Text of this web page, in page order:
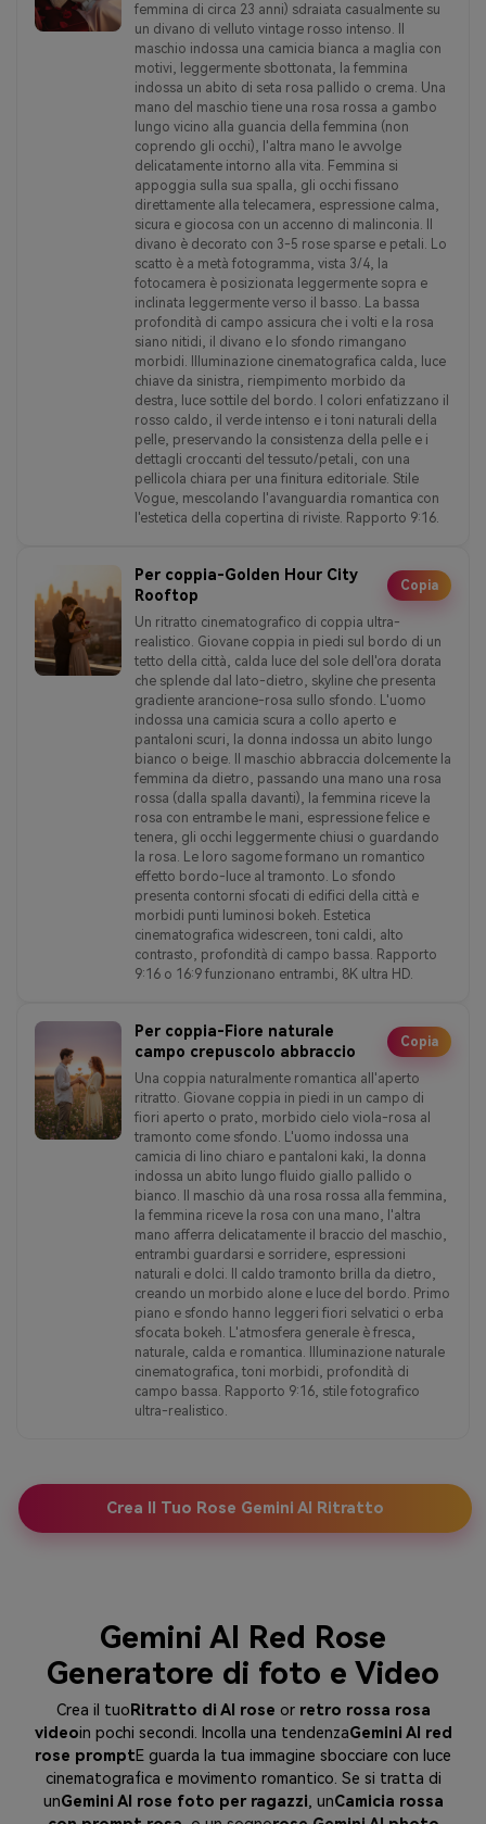
femmina di circa 23 anni) sdraiata casualmente su
un divano di velluto vintage rosso intenso. Il
maschio indossa una camicia bianca a maglia con
motivi, leggermente sbottonata, la femmina
indossa un abito di seta rosa pallido o crema. Una
mano del maschio tiene una rosa rossa a gambo
lungo vicino alla guancia della femmina (non
coprendo gli occhi), l'altra mano le avvolge
delicatamente intorno alla vita. Femmina si
appoggia sulla sua spalla, gli occhi fissano
direttamente alla telecamera, espressione calma,
sicura e giocosa con un accenno di malinconia. Il
divano è decorato con 3-5 rose sparse e petali. Lo
scatto è a metà fotogramma, vista 3/4, la
fotocamera è posizionata leggermente sopra e
inclinata leggermente verso il basso. La bassa
profondità di campo assicura che i volti e la rosa
siano nitidi, il divano e lo sfondo rimangano
morbidi. Illuminazione cinematografica calda, luce
chiave da sinistra, riempimento morbido da
destra, luce sottile del bordo. I colori enfatizzano il
rosso caldo, il verde intenso e i toni naturali della
pelle, preservando la consistenza della pelle e i
dettagli croccanti del tessuto/petali, con una
pellicola chiara per una finitura editoriale. Stile
Vogue, mescolando l'avanguardia romantica con
l'estetica della copertina di riviste. Rapporto 9:16.
Per coppia-Golden Hour City
Rooftop
Un ritratto cinematografico di coppia ultra-
realistico. Giovane coppia in piedi sul bordo di un
tetto della città, calda luce del sole dell'ora dorata
che splende dal lato-dietro, skyline che presenta
gradiente arancione-rosa sullo sfondo. L'uomo
indossa una camicia scura a collo aperto e
pantaloni scuri, la donna indossa un abito lungo
bianco o beige. Il maschio abbraccia dolcemente la
femmina da dietro, passando una mano una rosa
rossa (dalla spalla davanti), la femmina riceve la
rosa con entrambe le mani, espressione felice e
tenera, gli occhi leggermente chiusi o guardando
la rosa. Le loro sagome formano un romantico
effetto bordo-luce al tramonto. Lo sfondo
presenta contorni sfocati di edifici della città e
morbidi punti luminosi bokeh. Estetica
cinematografica widescreen, toni caldi, alto
contrasto, profondità di campo bassa. Rapporto
9:16 o 16:9 funzionano entrambi, 8K ultra HD.
Copia
Per coppia-Fiore naturale
campo crepuscolo abbraccio
Una coppia naturalmente romantica all'aperto
ritratto. Giovane coppia in piedi in un campo di
fiori aperto o prato, morbido cielo viola-rosa al
tramonto come sfondo. L'uomo indossa una
camicia di lino chiaro e pantaloni kaki, la donna
indossa un abito lungo fluido giallo pallido o
bianco. Il maschio dà una rosa rossa alla femmina,
la femmina riceve la rosa con una mano, l'altra
mano afferra delicatamente il braccio del maschio,
entrambi guardarsi e sorridere, espressioni
naturali e dolci. Il caldo tramonto brilla da dietro,
creando un morbido alone e luce del bordo. Primo
piano e sfondo hanno leggeri fiori selvatici o erba
sfocata bokeh. L'atmosfera generale è fresca,
naturale, calda e romantica. Illuminazione naturale
cinematografica, toni morbidi, profondità di
campo bassa. Rapporto 9:16, stile fotografico
ultra-realistico.
Copia
Crea Il Tuo Rose Gemini AI Ritratto
Gemini AI Red Rose
Generatore di foto e Video
Crea il tuo Ritratto di AI rose or retro rossa rosa
videoin pochi secondi. Incolla una tendenzaGemini AI red
rose promptE guarda la tua immagine sbocciare con luce
cinematografica e movimento romantico. Se si tratta di
unGemini AI rose foto per ragazzi, unCamicia rossa